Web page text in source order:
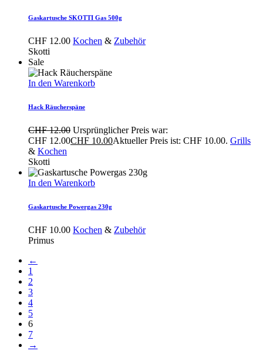
Gaskartusche SKOTTI Gas 500g
CHF 12.00 Kochen & Zubehör
Skotti
Sale
In den Warenkorb
Hack Räucherspäne
CHF12.00 Ursprünglicher Preis war:
CHF 12.00CHF 10.00Aktueller Preis ist: CHF 10.00. Grills
& Kochen
Skotti
In den Warenkorb
Gaskartusche Powergas 230g
CHF 10.00 Kochen & Zubehör
Primus
←
1
2
3
4
5
6
7
→